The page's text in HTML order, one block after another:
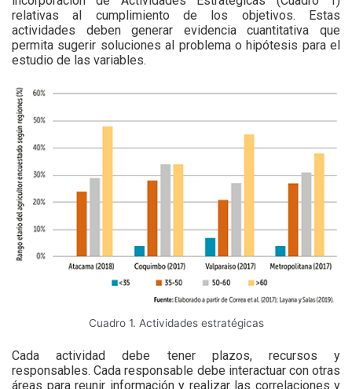
relativas al cumplimiento de los objetivos. Estas
actividades deben generar evidencia cuantitativa que
permita sugerir soluciones al problema o hipótesis para el
estudio de las variables.
Cuadro 1. Actividades estratégicas
Cada actividad debe tener plazos, recursos y
responsables. Cada responsable debe interactuar con otras
áreas para reunir información y realizar las correlaciones y